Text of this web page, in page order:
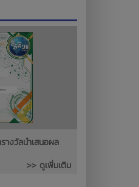
งวัลนำเสนอผล
>> ดูเพิ่มเติม